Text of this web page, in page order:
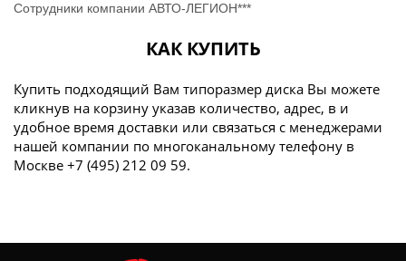
Сотрудники компании АВТО-ЛЕГИОН***
КАК КУПИТЬ
Купить подходящий Вам типоразмер диска Вы можете
кликнув на корзину указав количество, адрес, в и
удобное время доставки или связаться с менеджерами
нашей компании по многоканальному телефону в
Москве +7 (495) 212 09 59.